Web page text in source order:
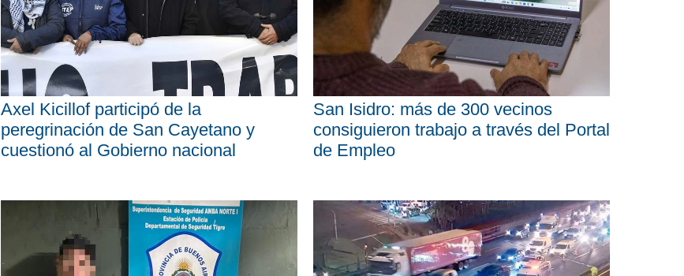
Axel Kicillof participó de la
peregrinación de San Cayetano y
cuestionó al Gobierno nacional
San Isidro: más de 300 vecinos
consiguieron trabajo a través del Portal
de Empleo